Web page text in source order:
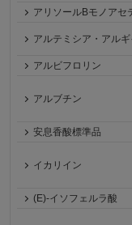
アリソールBモノアセ
アルテミシア・アルギ
アルビフロリン
アルブチン
安息香酸標準品
イカリイン
(E)-イソフェルラ酸